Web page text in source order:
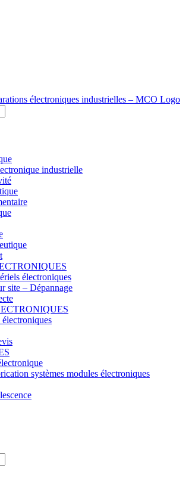
industrielle
électroniques
site – Dépannage
systèmes modules électroniques